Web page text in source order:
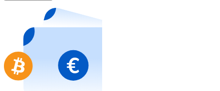
Nouveau
Achetez des cartes-cadeaux de vos marques
Aller à la boutique de cartes-cadeaux